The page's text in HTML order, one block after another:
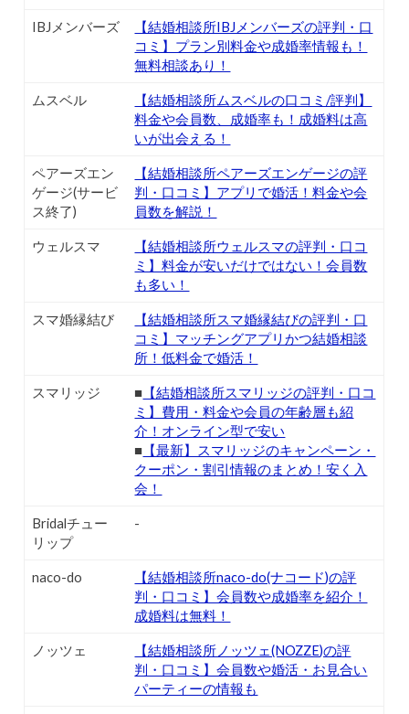
IBJメンバーズ
【結婚相談所IBJメンバーズの評判・口
コミ】プラン別料金や成婚率情報も！
無料相談あり！
ムスベル
【結婚相談所ムスベルの口コミ/評判】
料金や会員数、成婚率も！成婚料は高
いが出会える！
ペアーズエン
ゲージ(サービ
ス終了)
【結婚相談所ペアーズエンゲージの評
判・口コミ】アプリで婚活！料金や会
員数を解説！
ウェルスマ
【結婚相談所ウェルスマの評判・口コ
ミ】料金が安いだけではない！会員数
も多い！
スマ婚縁結び
【結婚相談所スマ婚縁結びの評判・口
コミ】マッチングアプリかつ結婚相談
所！低料金で婚活！
スマリッジ ■ 【結婚相談所スマリッジの評判・口コ
ミ】費用・料金や会員の年齢層も紹
介！オンライン型で安い
■ 【最新】スマリッジのキャンペーン・
クーポン・割引情報のまとめ！安く入
会！
Bridalチュー
リップ
-
naco-do
【結婚相談所naco-do(ナコード)の評
判・口コミ】会員数や成婚率を紹介！
成婚料は無料！
ノッツェ
【結婚相談所ノッツェ(NOZZE)の評
判・口コミ】会員数や婚活・お見合い
パーティーの情報も